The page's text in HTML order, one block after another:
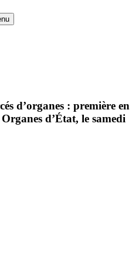
d’organes : première en
d’État, le samedi